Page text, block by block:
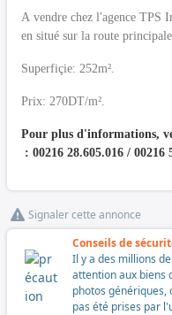
A vendre chez l'agence TPS
en situé sur la route
Superfiçie: 252m².
Prix: 270DT/m².
Pour plus d'informations,
: 00216 28.605.016 / 00216
Signaler cette annonce
Conseils de
Il y a des millions
attention aux biens
photos génériques,
pas été prises par